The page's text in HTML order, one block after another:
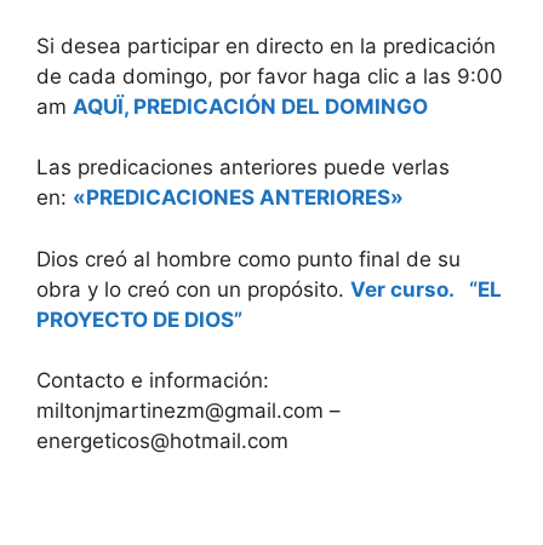
Si desea participar en directo en la predicación
de cada domingo, por favor haga clic a las 9:00
am AQUÏ, PREDICACIÓN DEL DOMINGO
Las predicaciones anteriores puede verlas
en: «PREDICACIONES ANTERIORES»
Dios creó al hombre como punto final de su
obra y lo creó con un propósito. Ver curso. “EL
PROYECTO DE DIOS”
Contacto e información:
miltonjmartinezm@gmail.com –
energeticos@hotmail.com